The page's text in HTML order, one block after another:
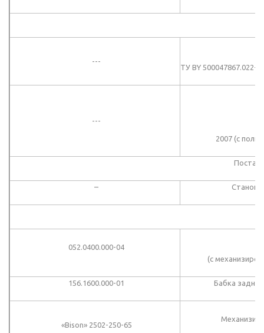
---
ТУ BY 500047867.022-
---
2007 (с
– Станок
052.0400.000-04
(с
156.1600.000-01 Бабка
«Bison» 2502-250-65